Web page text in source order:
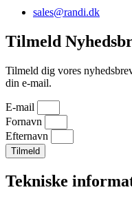
sales@randi.dk
Tilmeld
Tilmeld dig vores
din e-mail.
E-mail
Fornavn
Efternavn
Tilmeld
Tekniske